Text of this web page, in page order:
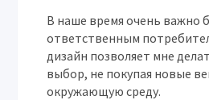
В наше время очень важно
ответственным
дизайн позволяет мне
выбор, не покупая новые
окружающую среду.